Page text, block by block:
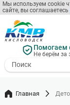
Мы используем cookie
сайте, вы соглашаетесь
Перейти
основному
содержаниюПомогаем
Не берём за
- I agree to the processing of my
Главная